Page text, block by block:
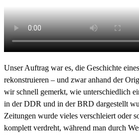
Unser Auftrag war es, die Geschichte
rekonstruieren – und zwar anhand der
wir schnell gemerkt, wie unterschiedlich
in der DDR und in der BRD dargestellt
Zeitungen wurde vieles verschleiert oder
komplett verdreht, während man durch